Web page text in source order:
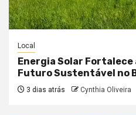
Local
Energia Solar Fortalece
Futuro Sustentável no
3 dias atrás Cynthia Oliveira